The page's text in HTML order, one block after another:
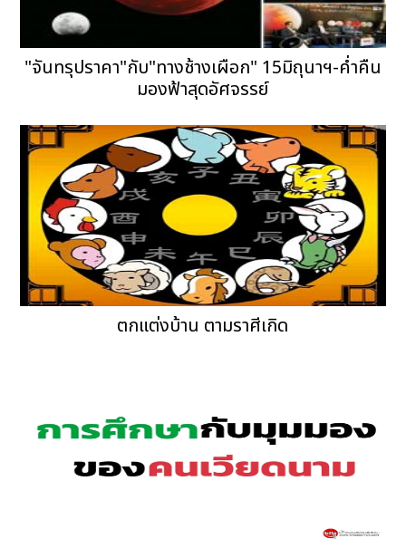
"จันทรุปราคา"กับ"ทางช้างเผือก" 15มิถุนาฯ-ค่ำคืน
มองฟ้าสุดอัศจรรย์
ตกแต่งบ้าน ตามราศีเกิด